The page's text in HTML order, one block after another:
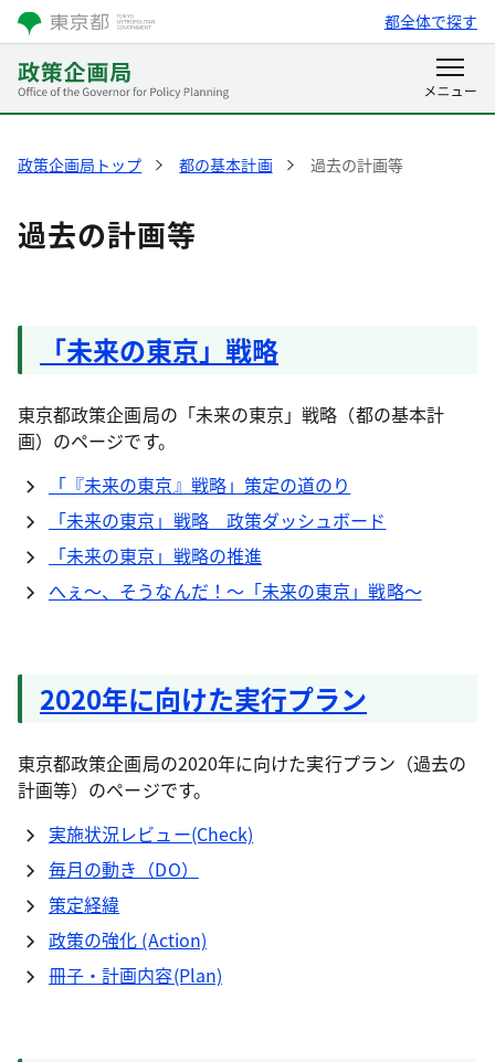
都全体で探す
政策企画局トップ 都の基本計画 過去の計画等
過去の計画等
「未来の東京」戦略
東京都政策企画局の「未来の東京」戦略（都の基本計
画）のページです。
「『未来の東京』戦略」策定の道のり
「未来の東京」戦略 政策ダッシュボード
「未来の東京」戦略の推進
へぇ～、そうなんだ！～「未来の東京」戦略～
2020年に向けた実行プラン
東京都政策企画局の2020年に向けた実行プラン（過去の
計画等）のページです。
実施状況レビュー(Check)
毎月の動き（DO）
策定経緯
政策の強化 (Action)
冊子・計画内容(Plan)